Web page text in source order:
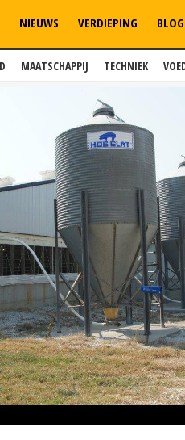
MAATSCHAPPIJ TECHNIEK
NIEUWS VERDIEPING BLOG